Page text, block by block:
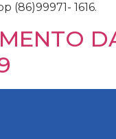
1616.